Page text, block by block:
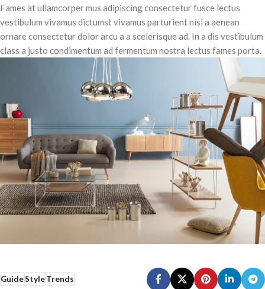
Fames at ullamcorper mus adipiscing consectetur fusce lectus
vestibulum vivamus dictumst vivamus parturient nisl a aenean
ornare consectetur dolor arcu a a scelerisque ad. In a dis vestibulum
class a justo condimentum ad fermentum nostra lectus fames porta.
GuideStyleTrends